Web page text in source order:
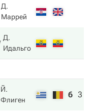
Д.
Маррей
Д.
Идальго
Й.
Флиген
6 3